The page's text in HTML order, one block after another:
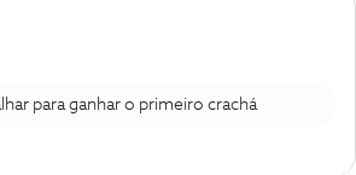
para ganhar o primeiro crachá